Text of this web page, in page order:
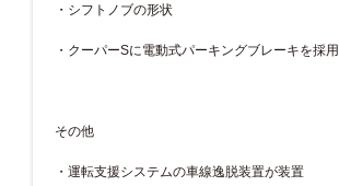
・シフトノブの形状
・クーパーSに電動式パーキングブレーキを採用
その他
・運転支援システムの車線逸脱装置が装置